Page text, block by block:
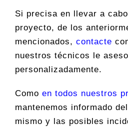
Si precisa en llevar a
proyecto, de los
mencionados, contacte
nuestros técnicos le
personalizadamente.
Como en todos nuestros
mantenemos informado
mismo y las posibles